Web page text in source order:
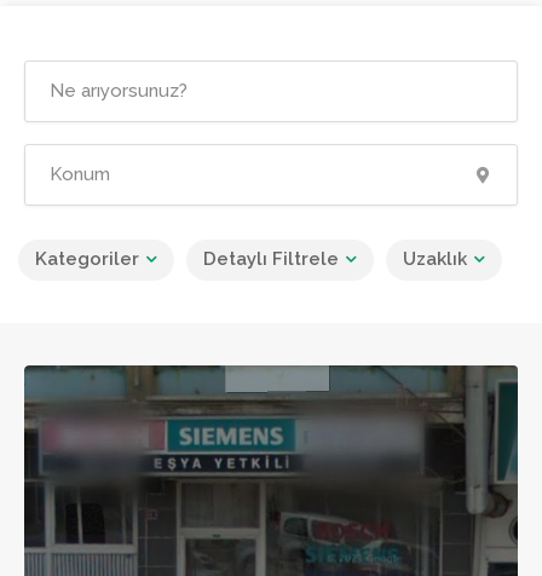
Kategoriler Detaylı Filtrele Uzaklık